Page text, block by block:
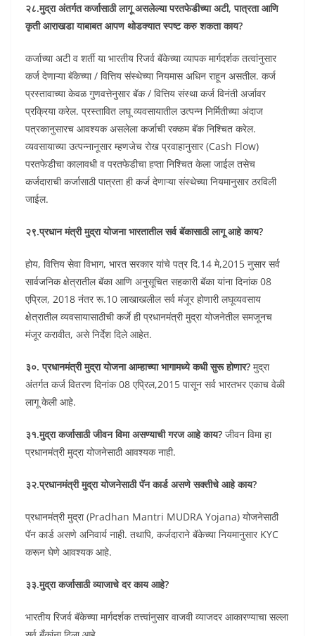
२८.मुद्रा अंतर्गत कर्जासाठी लागू असलेल्या परतफेडीच्या अटी, पात्रता आणि
कृती आराखडा याबाबत आपण थोडक्यात स्पष्ट करु शकता काय?
कर्जाच्या अटी व शर्ती या भारतीय रिजर्व बॅकेच्या व्यापक मार्गदर्शक तत्वांनुसार
कर्ज देणाऱ्या बॅकेच्या / वित्तिय संस्थेच्या नियमास अधिन राहून असतील. कर्ज
प्रस्तावाच्या केवळ गुणवत्तेनुसार बॅक‍ / वित्तिय संस्था कर्ज विनंती अर्जावर
प्रक्रिया करेल. प्रस्तावित लघू व्यवसायातील उत्पन्न निर्मितीच्या अंदाज
पत्रकानुसारच आवश्यक असलेला कर्जाची रक्कम बॅक निश्चित करेल.
व्यवसायाच्या उत्पन्नानूसार म्हणजेच रोख प्रवाहानुसार (Cash Flow)
परतफेडीचा कालावधी व परतफेडीचा हप्ता निश्चित केला जाईल तसेच
कर्जदाराची कर्जासाठी पात्रता ही कर्ज देणाऱ्या संस्थेच्या नियमानुसार ठरविली
जाईल.
२९.प्रधान मंत्री मुद्रा योजना भारतातील सर्व बॅकासाठी लागू आहे काय?
होय, वित्तिय सेवा विभाग, भारत सरकार यांचे पत्र दि.14 मे,2015 नुसार सर्व
सार्वजनिक क्षेत्रातील बॅका आणि अनुसूचित सहकारी बॅका यांना दिनांक 08
एप्रिल, 2018 नंतर रू.10 लाखाखलील सर्व मंजूर होणारी लघूव्यवसाय
क्षेत्रातील व्यवसायासाठीची कर्जे ही प्रधानमंत्री मुद्रा योजनेतील समजूनच
मंजूर करावीत, असे निर्देश दिले आहेत.
३०. प्रधानमंत्री मुद्रा योजना आम्हाच्या भागामध्ये कधी सुरू होणार? मुद्रा
अंतर्गत कर्ज वितरण दिनांक 08 एप्रिल,2015 पासून सर्व भारतभर एकाच वेळी
लागू केली आहे.
३१.मुद्रा कर्जासाठी जीवन विमा असण्याची गरज आहे काय? जीवन विमा हा
प्रधानमंत्री मुद्रा योजनेसाठी आवश्यक नाही.
३२.प्रधानमंत्री मुद्रा योजनेसाठी पॅन कार्ड असणे सक्तीचे आहे काय?
प्रधानमंत्री मुद्रा (Pradhan Mantri MUDRA Yojana) योजनेसाठी
पॅन कार्ड असणे अनिवार्य नाही. तथापि, कर्जदाराने बॅकेच्या नियमानुसार KYC
करून घेणे आवश्यक आहे.
३३.मुद्रा कर्जासाठी व्याजाचे दर काय आहे?
भारतीय रिजर्व बॅकेच्या मार्गदर्शक तत्त्वांनुसार वाजवी व्याजदर आकारण्याचा सल्ला